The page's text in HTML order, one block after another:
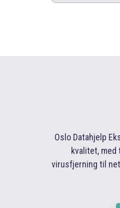
Oslo Datahjelp
kvalitet,
virusfjerning til